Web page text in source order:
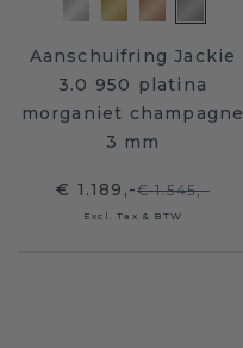
Aanschuifring Jackie
3.0 950 platina
morganiet champagne
3 mm
€ 1.189,-€ 1.545,-
Excl. Tax & BTW